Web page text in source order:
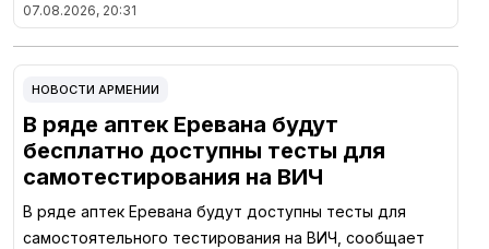
07.08.2026, 20:31
НОВОСТИ АРМЕНИИ
В ряде аптек Еревана будут
бесплатно доступны тесты для
самотестирования на ВИЧ
В ряде аптек Еревана будут доступны тесты для
самостоятельного тестирования на ВИЧ, сообщает